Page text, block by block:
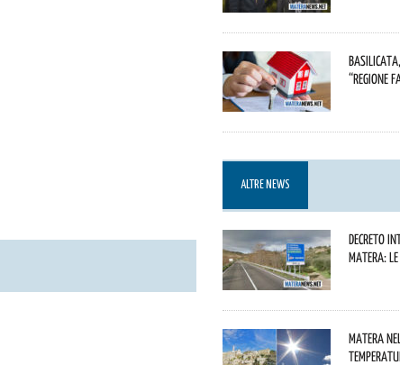
“Regione
ALTRE NEWS
Decreto
Matera:
Matera